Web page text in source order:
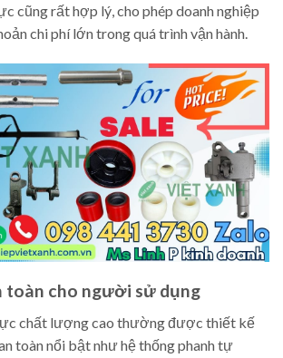
cũng rất hợp lý, cho phép doanh nghiệp
chi phí lớn trong quá trình vận hành.
toàn cho người sử dụng
chất lượng cao thường được thiết kế
toàn nổi bật như hệ thống phanh tự